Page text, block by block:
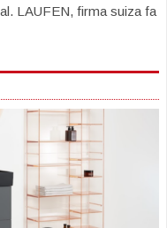
LAUFEN, firma suiza fa